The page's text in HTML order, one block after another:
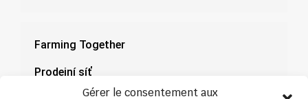
Gérer le consentement aux
Farming Together
Prodejní síť